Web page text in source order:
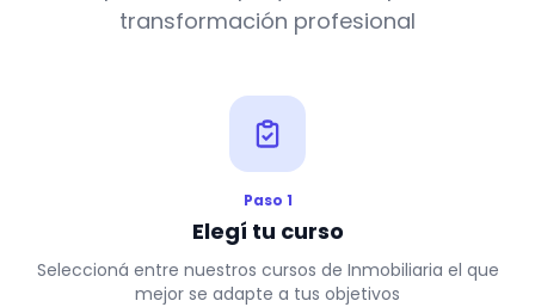
transformación profesional
Paso 1
Elegí tu curso
Seleccioná entre nuestros cursos de Inmobiliaria el que
mejor se adapte a tus objetivos